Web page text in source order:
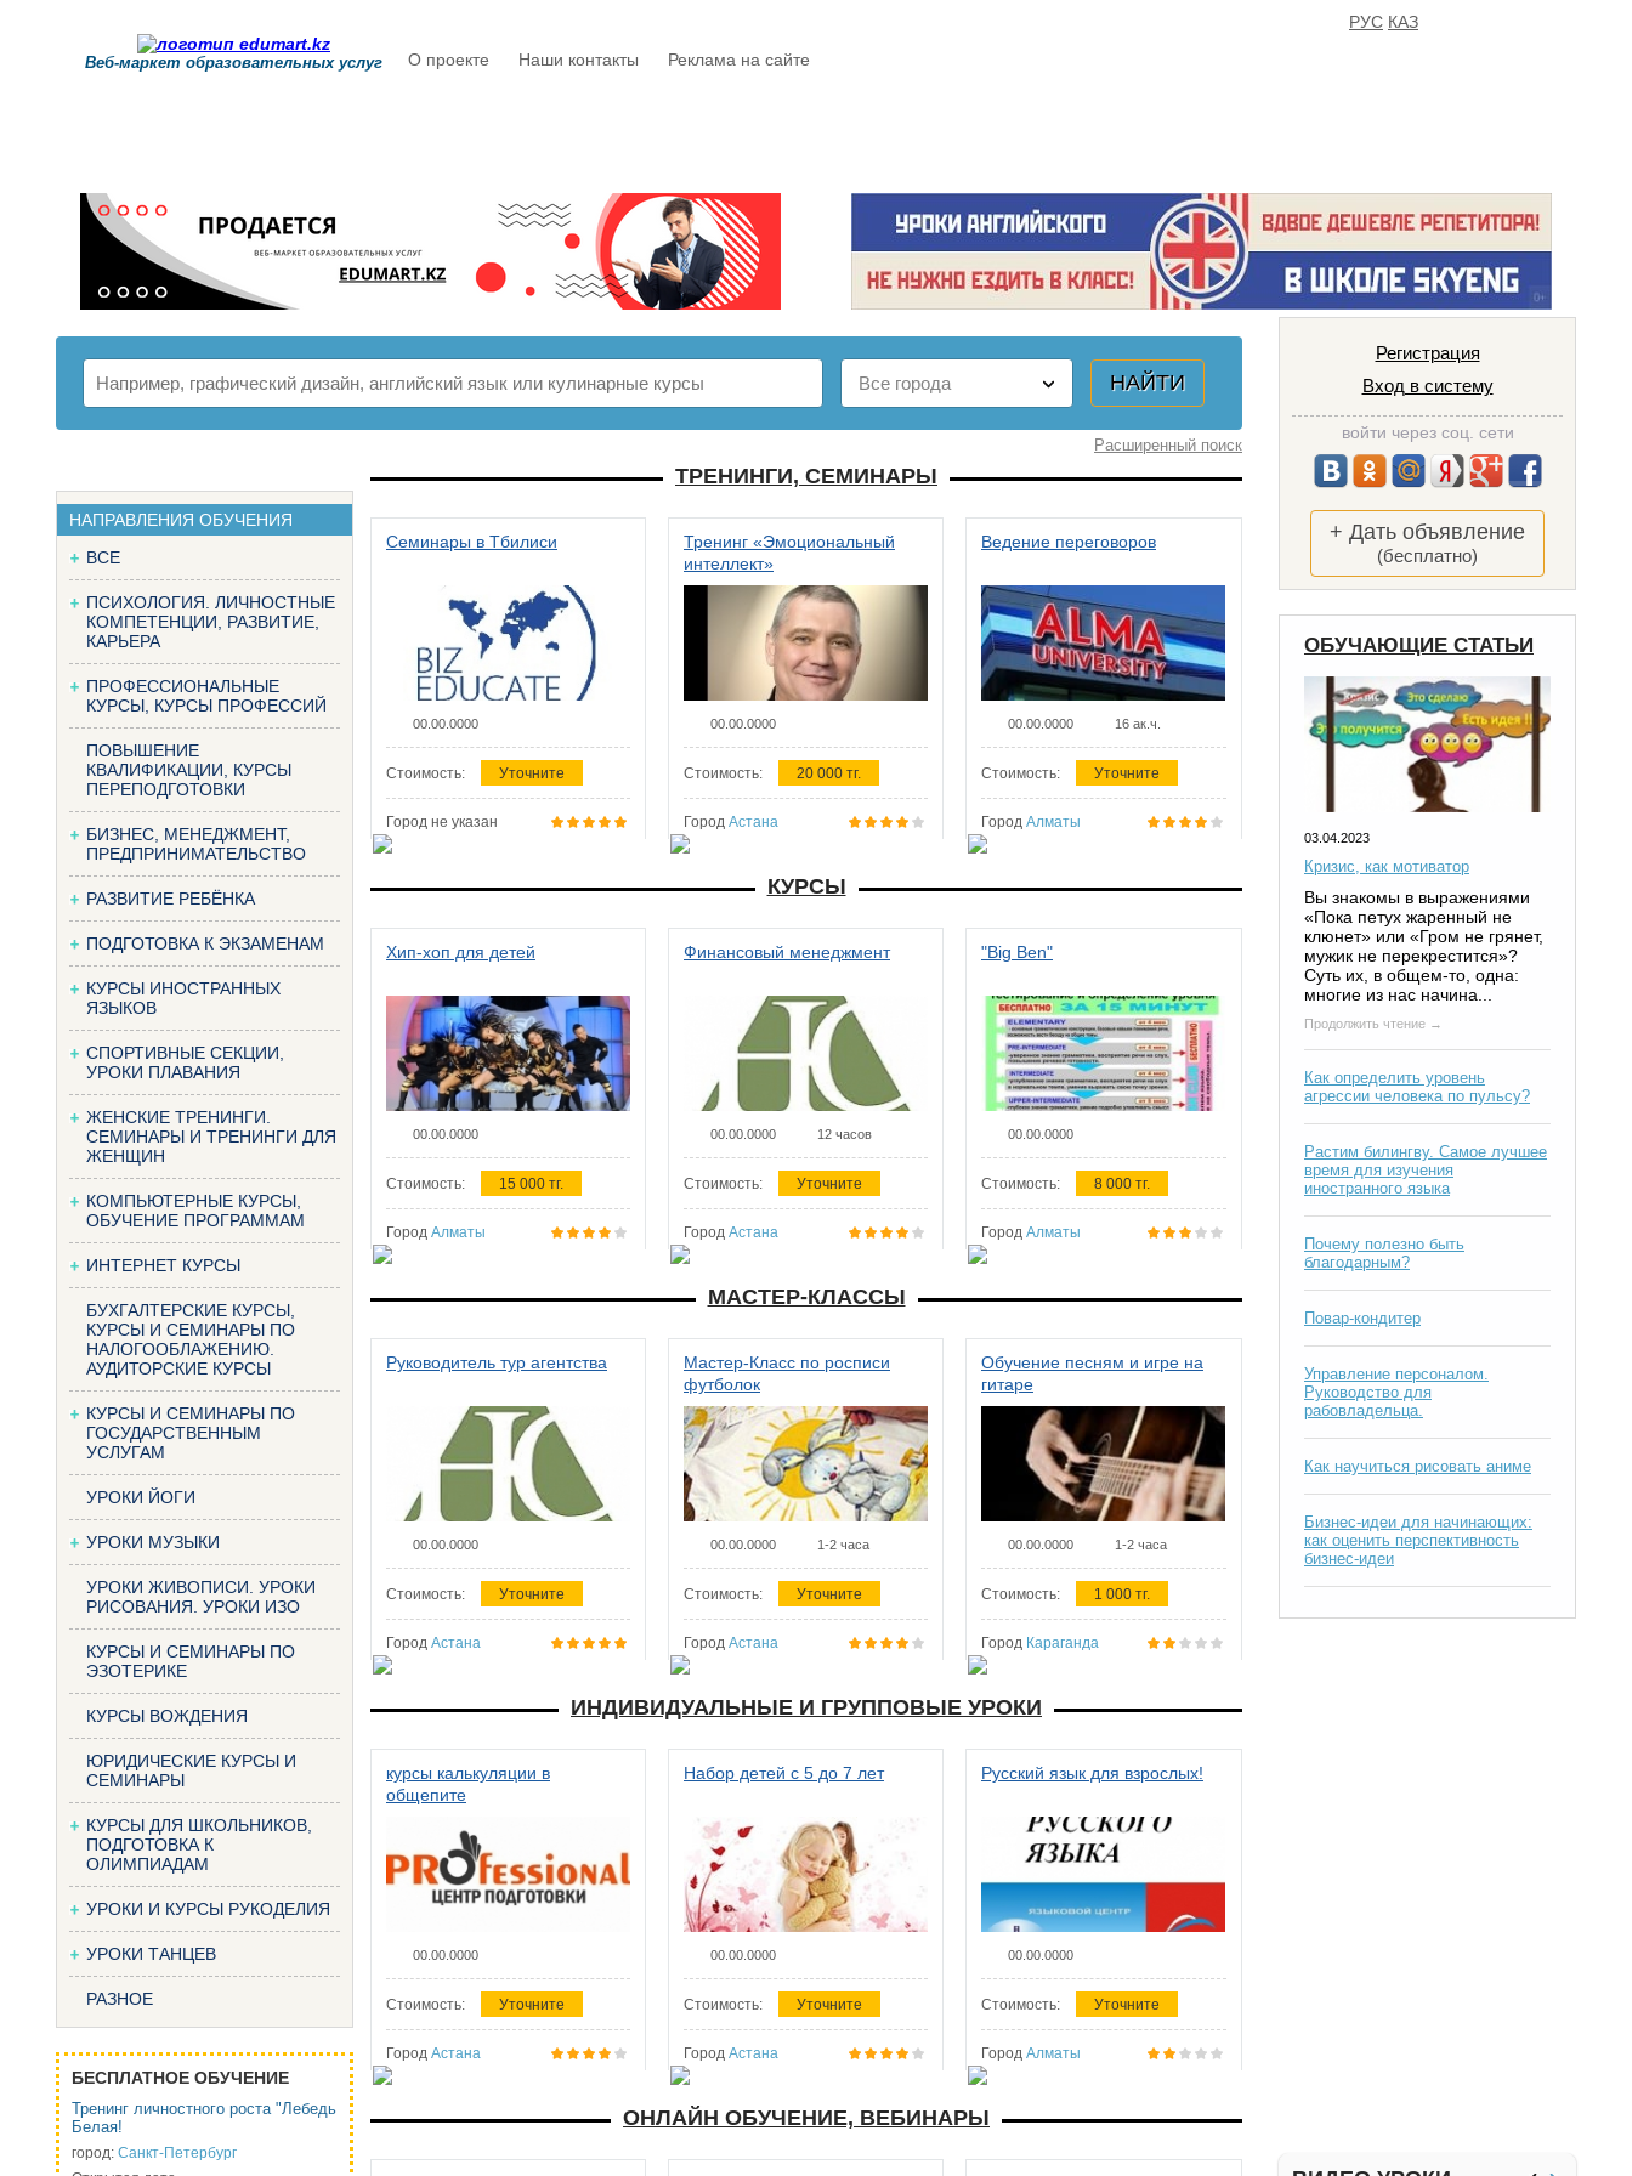
Веб-маркет образовательных услуг О проекте Наши контакты Реклама на сайте
РУС КАЗ
Расширенный поиск
НАПРАВЛЕНИЯ ОБУЧЕНИЯ
ВСЕ
ПСИХОЛОГИЯ. ЛИЧНОСТНЫЕ
КОМПЕТЕНЦИИ, РАЗВИТИЕ,
КАРЬЕРА
ПРОФЕССИОНАЛЬНЫЕ
КУРСЫ, КУРСЫ ПРОФЕССИЙ
ПОВЫШЕНИЕ
КВАЛИФИКАЦИИ, КУРСЫ
ПЕРЕПОДГОТОВКИ
БИЗНЕС, МЕНЕДЖМЕНТ,
ПРЕДПРИНИМАТЕЛЬСТВО
РАЗВИТИЕ РЕБЁНКА
ПОДГОТОВКА К ЭКЗАМЕНАМ
КУРСЫ ИНОСТРАННЫХ
ЯЗЫКОВ
СПОРТИВНЫЕ СЕКЦИИ,
УРОКИ ПЛАВАНИЯ
ЖЕНСКИЕ ТРЕНИНГИ.
СЕМИНАРЫ И ТРЕНИНГИ ДЛЯ
ЖЕНЩИН
КОМПЬЮТЕРНЫЕ КУРСЫ,
ОБУЧЕНИЕ ПРОГРАММАМ
ИНТЕРНЕТ КУРСЫ
БУХГАЛТЕРСКИЕ КУРСЫ,
КУРСЫ И СЕМИНАРЫ ПО
НАЛОГООБЛАЖЕНИЮ.
АУДИТОРСКИЕ КУРСЫ
КУРСЫ И СЕМИНАРЫ ПО
ГОСУДАРСТВЕННЫМ
УСЛУГАМ
УРОКИ ЙОГИ
УРОКИ МУЗЫКИ
УРОКИ ЖИВОПИСИ. УРОКИ
РИСОВАНИЯ. УРОКИ ИЗО
КУРСЫ И СЕМИНАРЫ ПО
ЭЗОТЕРИКЕ
КУРСЫ ВОЖДЕНИЯ
ЮРИДИЧЕСКИЕ КУРСЫ И
СЕМИНАРЫ
КУРСЫ ДЛЯ ШКОЛЬНИКОВ,
ПОДГОТОВКА К
ОЛИМПИАДАМ
УРОКИ И КУРСЫ РУКОДЕЛИЯ
УРОКИ ТАНЦЕВ
РАЗНОЕ
БЕСПЛАТНОЕ ОБУЧЕНИЕ
Тренинг личностного роста "Лебедь
Белая!
город: Санкт-Петербург
ТРЕНИНГИ, СЕМИНАРЫ
Семинары в Тбилиси
00.00.0000
Стоимость: Уточните
Город не указан
Тренинг «Эмоциональный
интеллект»
00.00.0000
Стоимость: 20 000 тг.
Город Астана
Ведение переговоров
00.00.0000 16 ак.ч.
Стоимость: Уточните
Город Алматы
КУРСЫ
Хип-хоп для детей
00.00.0000
Стоимость: 15 000 тг.
Город Алматы
Финансовый менеджмент
00.00.0000 12 часов
Стоимость: Уточните
Город Астана
"Big Ben"
00.00.0000
Стоимость: 8 000 тг.
Город Алматы
МАСТЕР-КЛАССЫ
Руководитель тур агентства
00.00.0000
Стоимость: Уточните
Город Астана
Мастер-Класс по росписи
футболок
00.00.0000 1-2 часа
Стоимость: Уточните
Город Астана
Обучение песням и игре на
гитаре
00.00.0000 1-2 часа
Стоимость: 1 000 тг.
Город Караганда
ИНДИВИДУАЛЬНЫЕ И ГРУППОВЫЕ УРОКИ
курсы калькуляции в
общепите
00.00.0000
Стоимость: Уточните
Город Астана
Набор детей с 5 до 7 лет
00.00.0000
Стоимость: Уточните
Город Астана
Русский язык для взрослых!
00.00.0000
Стоимость: Уточните
Город Алматы
ОНЛАЙН ОБУЧЕНИЕ, ВЕБИНАРЫ
Регистрация
Вход в систему
войти через соц. сети
+ Дать объявление
(бесплатно)
ОБУЧАЮЩИЕ СТАТЬИ
03.04.2023
Кризис, как мотиватор
Вы знакомы в выражениями
«Пока петух жаренный не
клюнет» или «Гром не грянет,
мужик не перекрестится»?
Суть их, в общем-то, одна:
многие из нас начина...
Продолжить чтение →
Как определить уровень
агрессии человека по пульсу?
Растим билингву. Самое лучшее
время для изучения
иностранного языка
Почему полезно быть
благодарным?
Повар-кондитер
Управление персоналом.
Руководство для
рабовладельца.
Как научиться рисовать аниме
Бизнес-идеи для начинающих:
как оценить перспективность
бизнес-идеи